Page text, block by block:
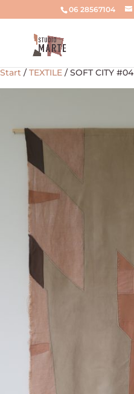
06 28567104
Start /TEXTILE / SOFT CITY #04